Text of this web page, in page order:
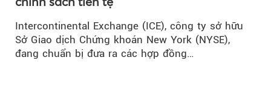
Intercontinental Exchange (ICE), công ty sở hữu
Sở Giao dịch Chứng khoán New York (NYSE),
đang chuẩn bị đưa ra các hợp đồng…